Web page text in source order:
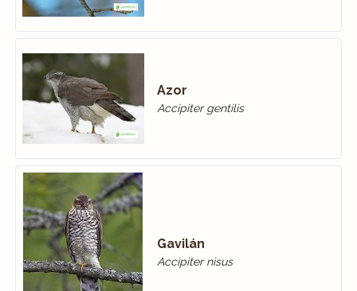
Azor
Accipiter gentilis
Gavilán
Accipiter nisus